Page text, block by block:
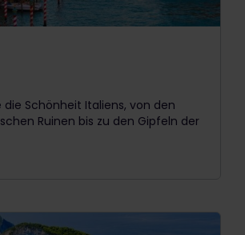
die Schönheit Italiens, von den
Ruinen bis zu den Gipfeln der